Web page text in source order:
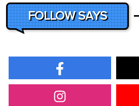
FOLLOW SAYS